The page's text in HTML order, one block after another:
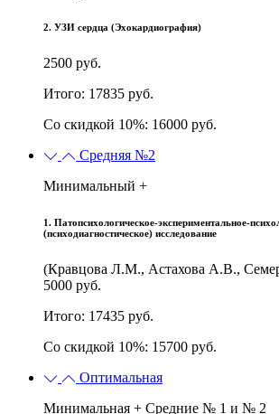
2. УЗИ сердца (Эхокардиография)
2500 руб.
Итого: 17835 руб.
Со скидкой 10%: 16000 руб.
Средняя №2
Минимальный +
1. Патопсихологическое-экспериментальное-
(психодиагностическое) исследование
(Кравцова Л.М., Астахова А.В.,
5000 руб.
Итого: 17435 руб.
Со скидкой 10%: 15700 руб.
Оптимальная
Минимальная + Средние № 1 и № 2